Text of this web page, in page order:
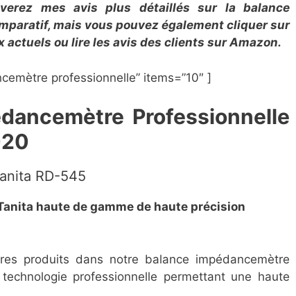
mes avis plus détaillés sur la ​balance
mais vous pouvez également cliquer sur
ou lire les avis des clients sur Amazon.
professionnelle” items=”10″ ]
Professionnelle
RD-545
haute de gamme de haute précision
produits dans notre balance impédancemètre
professionnelle permettant une haute